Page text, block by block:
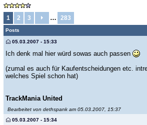
1 2 3 … 283
Posts
05.03.2007 - 15:33
Ich denk mal hier würd sowas auch passen
(zumal es auch für Kaufentscheidungen etc.
welches Spiel schon hat)
TrackMania United
Bearbeitet von dethspank am 05.03.2007, 15:37
05.03.2007 - 15:34